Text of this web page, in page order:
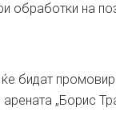
обработки на
бидат
„Борис